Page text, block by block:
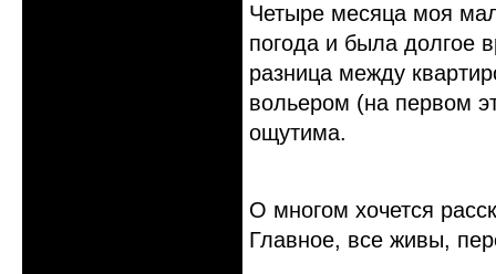
Четыре месяца моя
погода и была долгое
разница между
вольером (на первом
ощутима.
О многом хочется
Главное, все живы,